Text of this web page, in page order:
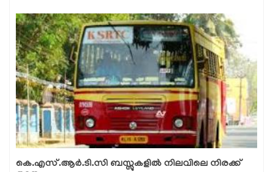
കെ.എസ്.ആര്‍.ടി.സി ബസ്സുകളില്‍ നിലവിലെ നിരക്ക്